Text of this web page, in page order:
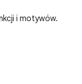
i motywów.